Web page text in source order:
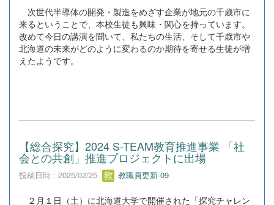
次世代半導体の開発・製造をめざす企業が地元の千歳市に
来るということで、本校生徒も興味・関心を持っています。
改めて今日の講演を聞いて、私たちの生活、そして千歳市や
北海道の未来がどのように変わるのか期待を寄せる生徒が増
えたようです。
【総合探究】2024 S-TEAM教育推進事業 「社
会との共創」推進プロジェクトに出場
投稿日時 : 2025/02/25 教職員更新-09
２月１日（土）に北海道大学で開催された「探究チャレン